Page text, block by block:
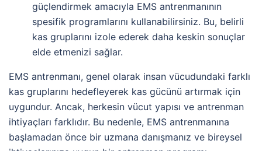
güçlendirmek amacıyla EMS antrenmanının
spesifik programlarını kullanabilirsiniz. Bu, belirli
kas gruplarını izole ederek daha keskin sonuçlar
elde etmenizi sağlar.
EMS antrenmanı, genel olarak insan vücudundaki farklı
kas gruplarını hedefleyerek kas gücünü artırmak için
uygundur. Ancak, herkesin vücut yapısı ve antrenman
ihtiyaçları farklıdır. Bu nedenle, EMS antrenmanına
başlamadan önce bir uzmana danışmanız ve bireysel